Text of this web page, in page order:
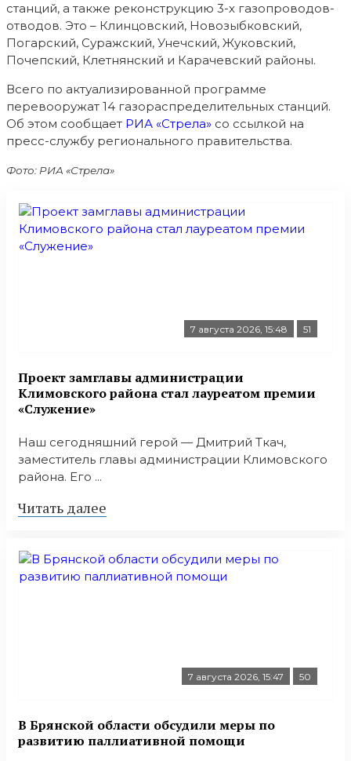
станций, а также реконструкцию 3-х газопроводов-
отводов. Это – Клинцовский, Новозыбковский,
Погарский, Суражский, Унечский, Жуковский,
Почепский, Клетнянский и Карачевский районы.
Всего по актуализированной программе
перевооружат 14 газораспределительных станций.
Об этом сообщает РИА «Стрела» со ссылкой на
пресс-службу регионального правительства.
Фото: РИА «Стрела»
7 августа 2026, 15:48 51
Проект замглавы администрации
Климовского района стал лауреатом премии
«Служение»
Наш сегодняшний герой — Дмитрий Ткач,
заместитель главы администрации Климовского
района. Его ...
Читать далее
7 августа 2026, 15:47 50
В Брянской области обсудили меры по
развитию паллиативной помощи